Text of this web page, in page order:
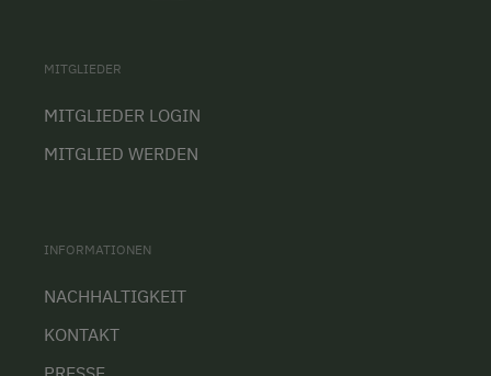
MITGLIEDER
MITGLIEDER LOGIN
MITGLIED WERDEN
INFORMATIONEN
NACHHALTIGKEIT
KONTAKT